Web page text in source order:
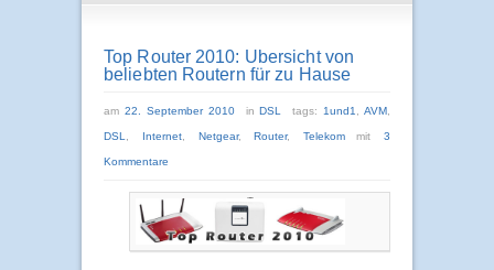
Top Router 2010: Übersicht von
beliebten Routern für zu Hause
am 22. September 2010 inDSL tags: 1und1 ,AVM
DSL Internet, Netgear,Router,Telekom mit3
Kommentare